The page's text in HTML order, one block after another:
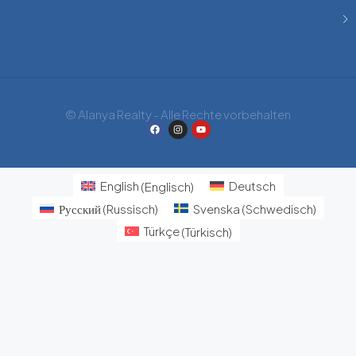
© Alanya Realty - Alle Rechte vorbehalten
English (Englisch)
Deutsch
Русский(Russisch) Svenska (Schwedisch)
Türkçe(Türkisch)